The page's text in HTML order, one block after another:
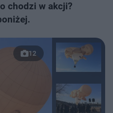
chodzi w akcji?
12